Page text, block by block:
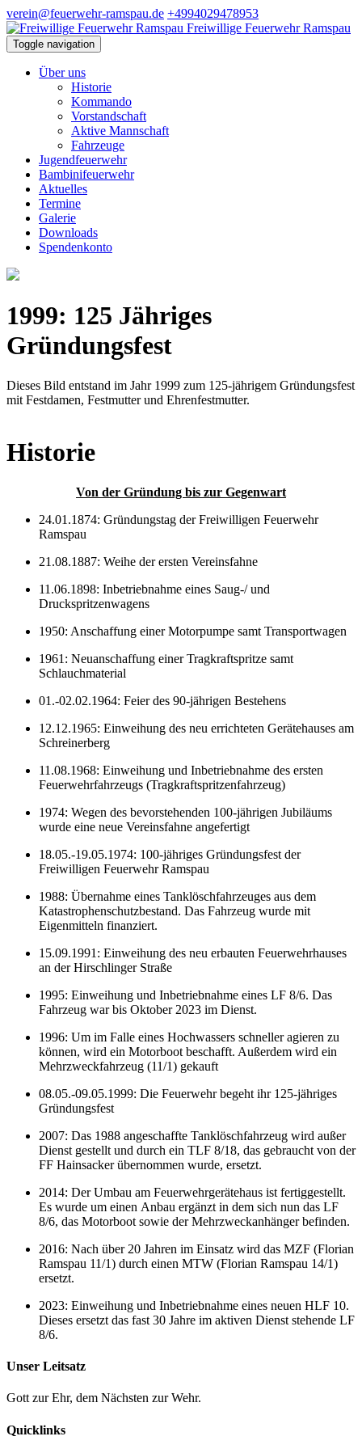
verein@feuerwehr-ramspau.de +4994029478953
Freiwillige Feuerwehr Ramspau
Toggle navigation
Über uns
Historie
Kommando
Vorstandschaft
Aktive Mannschaft
Fahrzeuge
Jugendfeuerwehr
Bambinifeuerwehr
Aktuelles
Termine
Galerie
Downloads
Spendenkonto
1999: 125 Jähriges
Gründungsfest
Dieses Bild entstand im Jahr 1999 zum 125-jährigem Gründungsfest
mit Festdamen, Festmutter und Ehrenfestmutter.
Historie
Von der Gründung bis zur Gegenwart
24.01.1874: Gründungstag der Freiwilligen Feuerwehr
Ramspau
21.08.1887: Weihe der ersten Vereinsfahne
11.06.1898: Inbetriebnahme eines Saug-/ und
Druckspritzenwagens
1950: Anschaffung einer Motorpumpe samt Transportwagen
1961: Neuanschaffung einer Tragkraftspritze samt
Schlauchmaterial
01.-02.02.1964: Feier des 90-jährigen Bestehens
12.12.1965: Einweihung des neu errichteten Gerätehauses am
Schreinerberg
11.08.1968: Einweihung und Inbetriebnahme des ersten
Feuerwehrfahrzeugs (Tragkraftspritzenfahrzeug)
1974: Wegen des bevorstehenden 100-jährigen Jubiläums
wurde eine neue Vereinsfahne angefertigt
18.05.-19.05.1974: 100-jähriges Gründungsfest der
Freiwilligen Feuerwehr Ramspau
1988: Übernahme eines Tanklöschfahrzeuges aus dem
Katastrophenschutzbestand. Das Fahrzeug wurde mit
Eigenmitteln finanziert.
15.09.1991: Einweihung des neu erbauten Feuerwehrhauses
an der Hirschlinger Straße
1995: Einweihung und Inbetriebnahme eines LF 8/6. Das
Fahrzeug war bis Oktober 2023 im Dienst.
1996: Um im Falle eines Hochwassers schneller agieren zu
können, wird ein Motorboot beschafft. Außerdem wird ein
Mehrzweckfahrzeug (11/1) gekauft
08.05.-09.05.1999: Die Feuerwehr begeht ihr 125-jähriges
Gründungsfest
2007: Das 1988 angeschaffte Tanklöschfahrzeug wird außer
Dienst gestellt und durch ein TLF 8/18, das gebraucht von der
FF Hainsacker übernommen wurde, ersetzt.
2014: Der Umbau am Feuerwehrgerätehaus ist fertiggestellt.
Es wurde um einen Anbau ergänzt in dem sich nun das LF
8/6, das Motorboot sowie der Mehrzweckanhänger befinden.
2016: Nach über 20 Jahren im Einsatz wird das MZF (Florian
Ramspau 11/1) durch einen MTW (Florian Ramspau 14/1)
ersetzt.
2023: Einweihung und Inbetriebnahme eines neuen HLF 10.
Dieses ersetzt das fast 30 Jahre im aktiven Dienst stehende LF
8/6.
Unser Leitsatz
Gott zur Ehr, dem Nächsten zur Wehr.
Quicklinks